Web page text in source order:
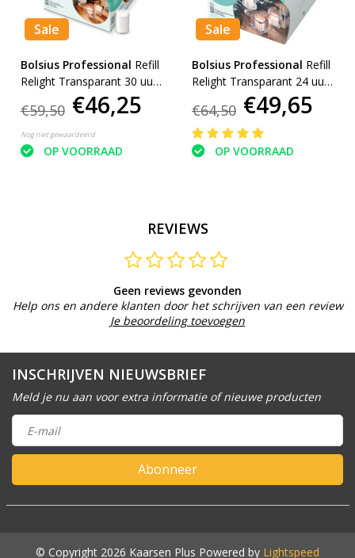
Sale
Bolsius Professional Refill
Relight Transparant 30 uur
€59,50 €46,25
Nog niet gewaardeerd
OP VOORRAAD
Sale
Bolsius Professional Refill
Relight Transparant 24 uur
(100 stuks)
€64,50 €49,65
OP VOORRAAD
REVIEWS
Geen reviews gevonden
Help ons en andere klanten door het schrijven van een review
Je beoordeling toevoegen
INSCHRIJVEN NIEUWSBRIEF
Meld je nu aan voor extra informatie of nieuwe producten
Abonneer
© Copyright 2026 Kaarsen Plus Powered by Lightspeed